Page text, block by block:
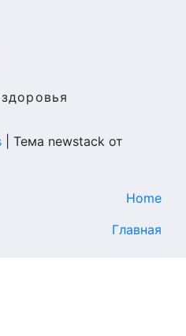
Тема newstack от
Home
Главная